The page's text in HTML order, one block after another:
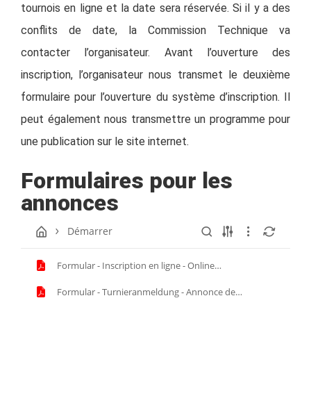
tournois en ligne et la date sera réservée. Si il y a des
conflits de date, la Commission Technique va
contacter l’organisateur. Avant l’ouverture des
inscription, l’organisateur nous transmet le deuxième
formulaire pour l’ouverture du système d’inscription. Il
peut également nous transmettre un programme pour
une publication sur le site internet.
Formulaires pour les
annonces
Démarrer
Formular - Inscription en ligne - Online
Formular - Turnieranmeldung - Annonce de